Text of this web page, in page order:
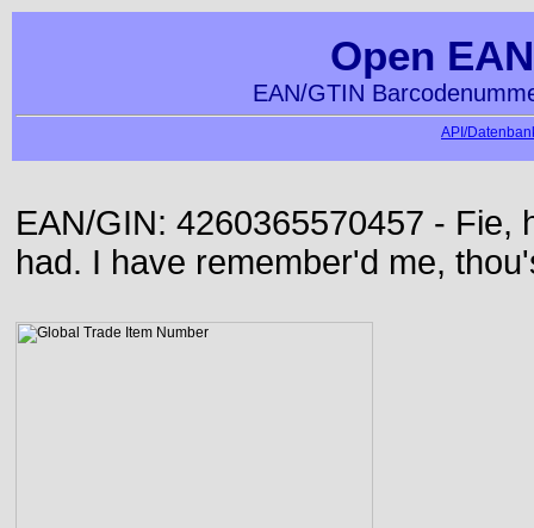
Open
EAN/GTIN
API/
EAN/GIN: 4260365570457 - Fie,
had. I have remember'd me,